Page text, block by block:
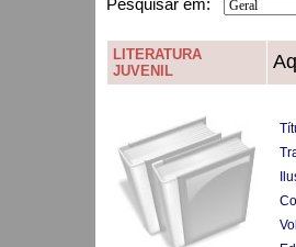
Pesquisar em:
LITERATURA
JUVENIL